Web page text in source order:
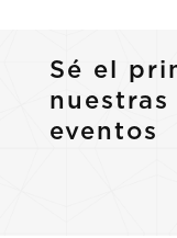
Sé el
eventos